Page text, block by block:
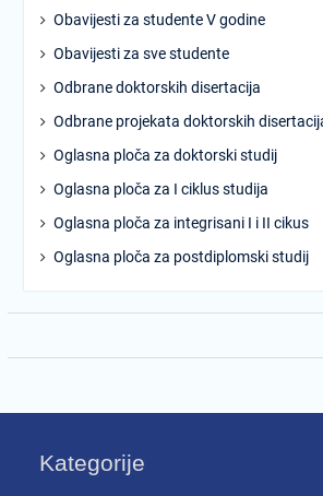
Obavijesti za studente V godine
Obavijesti za sve studente
Odbrane doktorskih disertacija
Odbrane projekata doktorskih
Oglasna ploča za doktorski studij
Oglasna ploča za I ciklus studija
Oglasna ploča za integrisani I i II cikus
Oglasna ploča za postdiplomski studij
Kategorije